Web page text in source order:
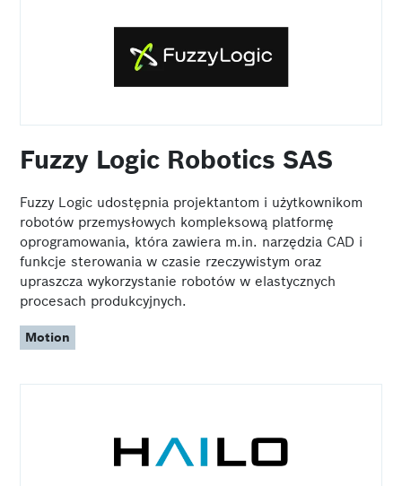
Fuzzy Logic Robotics SAS
Fuzzy Logic udostępnia projektantom i użytkownikom
robotów przemysłowych kompleksową platformę
oprogramowania, która zawiera m.in. narzędzia CAD i
funkcje sterowania w czasie rzeczywistym oraz
upraszcza wykorzystanie robotów w elastycznych
procesach produkcyjnych.
Motion